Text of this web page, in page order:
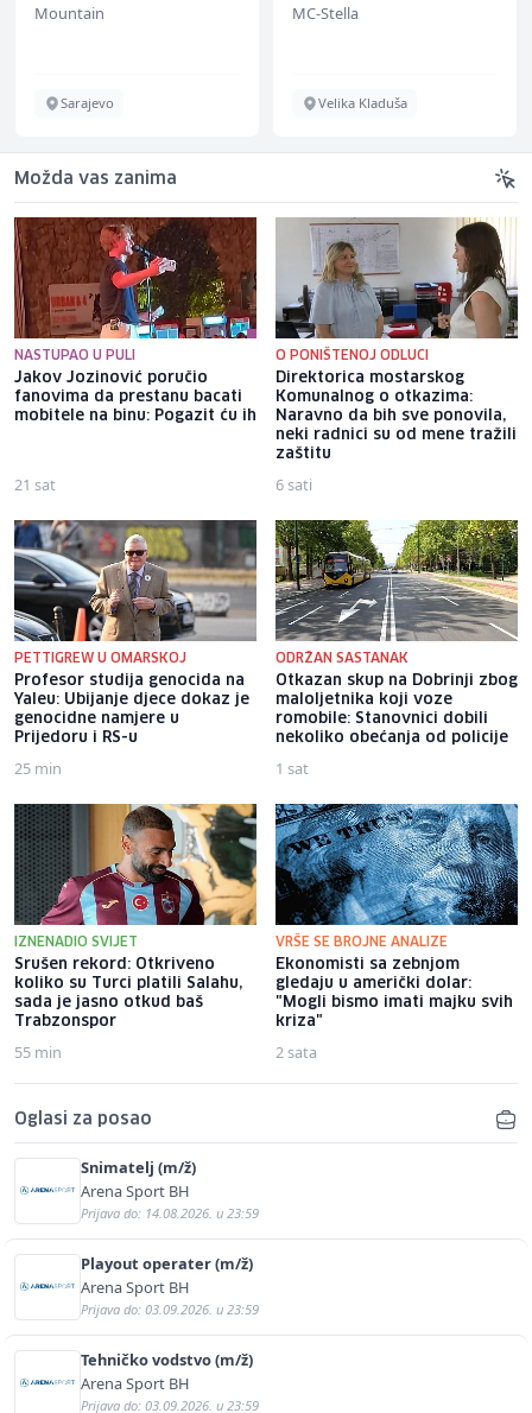
Mountain
Sarajevo
MC-Stella
Velika Kladuša
Možda vas zanima
NASTUPAO U PULI
Jakov Jozinović poručio
fanovima da prestanu bacati
mobitele na binu: Pogazit ću ih
21 sat
O PONIŠTENOJ ODLUCI
Direktorica mostarskog
Komunalnog o otkazima:
Naravno da bih sve ponovila,
neki radnici su od mene tražili
zaštitu
6 sati
PETTIGREW U OMARSKOJ
Profesor studija genocida na
Yaleu: Ubijanje djece dokaz je
genocidne namjere u
Prijedoru i RS-u
25 min
ODRŽAN SASTANAK
Otkazan skup na Dobrinji zbog
maloljetnika koji voze
romobile: Stanovnici dobili
nekoliko obećanja od policije
1 sat
IZNENADIO SVIJET
Srušen rekord: Otkriveno
koliko su Turci platili Salahu,
sada je jasno otkud baš
Trabzonspor
55 min
VRŠE SE BROJNE ANALIZE
Ekonomisti sa zebnjom
gledaju u američki dolar:
"Mogli bismo imati majku svih
kriza"
2 sata
Oglasi za posao
Snimatelj (m/ž)
Arena Sport BH
Prijava do: 14.08.2026. u 23:59
Playout operater (m/ž)
Arena Sport BH
Prijava do: 03.09.2026. u 23:59
Tehničko vodstvo (m/ž)
Arena Sport BH
Prijava do: 03.09.2026. u 23:59